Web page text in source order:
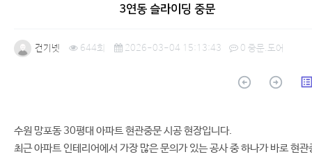
3연동 슬라이딩 중문
건기넷 644회 2026-03-04 15:13:43 0 중문.도어
arrow_circle_up arrow_circle_up
수원 망포동 30평대 아파트 현관중문 시공 현장입니다.
최근 아파트 인테리어에서 가장 많은 문의가 있는 공사 중 하나가 바로 현관